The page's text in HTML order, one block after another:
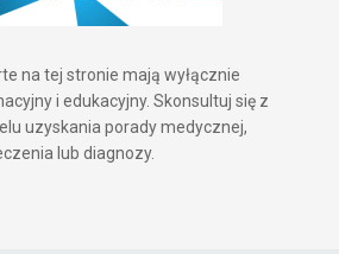
na tej stronie mają wyłącznie
i edukacyjny. Skonsultuj się z
uzyskania porady medycznej,
lub diagnozy.